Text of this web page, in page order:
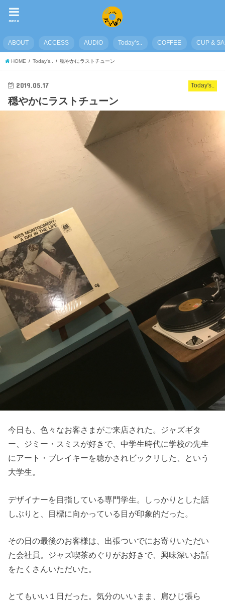
menu
ABOUT ACCESS AUDIO Today’s.. COFFEE CUP &
HOME Today's.. 穏やかにラストチューン
Today's..
2019.05.17
穏やかにラストチューン
今日も、色々なお客さまがご来店された。ジャズギタ
ー、ジミー・スミスが好きで、中学生時代に学校の先生
にアート・ブレイキーを聴かされビックリした、という
大学生。
デザイナーを目指している専門学生。しっかりとした話
しぶりと、目標に向かっている目が印象的だった。
その日の最後のお客様は、出張ついでにお寄りいただい
た会社員。ジャズ喫茶めぐりがお好きで、興味深いお話
をたくさんいただいた。
とてもいい１日だった。気分のいいまま、肩ひじ張ら